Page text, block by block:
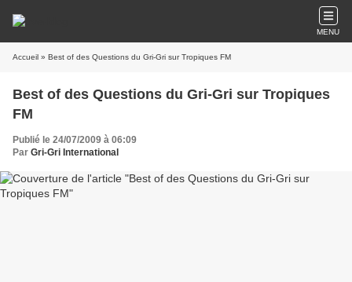
MENU
Accueil » Best of des Questions du Gri-Gri sur Tropiques FM
Best of des Questions du Gri-Gri sur Tropiques
FM
Publié le 24/07/2009 à 06:09
Par Gri-Gri International